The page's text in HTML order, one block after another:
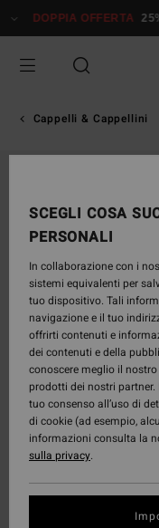
alle
prodotto
DOPPIA OFFERTA 25%
Cappelli & Cappellini
SCEGLI COSA
PERSONALI
In collaborazione con i
sistemi equivalenti per
tuo dispositivo. Tali
navigazione e il tuo
offrirti contenuti e
dei contenuti e della
conoscere meglio il
prodotti dei nostri
tuo consenso all’uso di
di cookie (ad esempio,
informazioni consulta la
sulla privacy.